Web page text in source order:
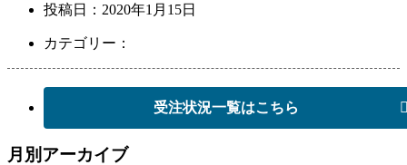
投稿日： 2020年1月15日
カテゴリー：
受注状況一覧はこちら
月別アーカイブ